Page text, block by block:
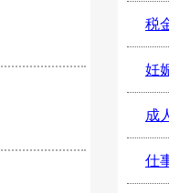
税
妊
成
仕